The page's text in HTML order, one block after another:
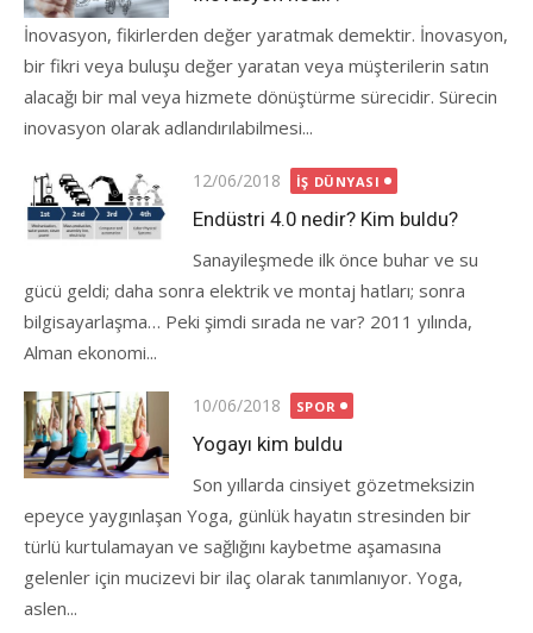
İnovasyon, fikirlerden değer yaratmak demektir. İnovasyon,
bir fikri veya buluşu değer yaratan veya müşterilerin satın
alacağı bir mal veya hizmete dönüştürme sürecidir. Sürecin
inovasyon olarak adlandırılabilmesi...
Posted
on
12/06/2018 İŞ DÜNYASI
Endüstri 4.0 nedir? Kim buldu?
Sanayileşmede ilk önce buhar ve su
gücü geldi; daha sonra elektrik ve montaj hatları; sonra
bilgisayarlaşma… Peki şimdi sırada ne var? 2011 yılında,
Alman ekonomi...
Posted
on
10/06/2018 SPOR
Yogayı kim buldu
Son yıllarda cinsiyet gözetmeksizin
epeyce yaygınlaşan Yoga, günlük hayatın stresinden bir
türlü kurtulamayan ve sağlığını kaybetme aşamasına
gelenler için mucizevi bir ilaç olarak tanımlanıyor. Yoga,
aslen...